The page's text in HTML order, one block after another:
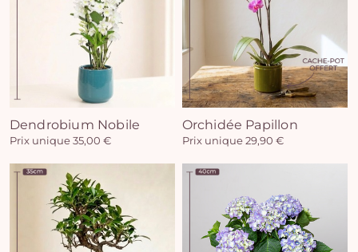
Dendrobium Nobile
Prix unique 35,00 €
Orchidée Papillon
Prix unique 29,90 €